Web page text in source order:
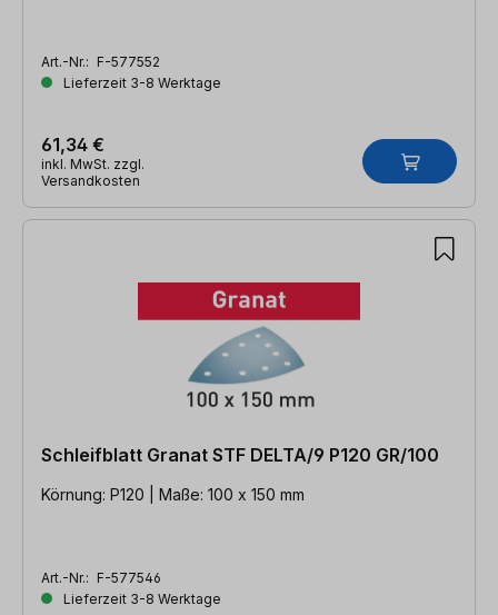
Art.-Nr.: F-577552
Lieferzeit 3-8 Werktage
61,34 €
inkl. MwSt. zzgl.
Versandkosten
Schleifblatt Granat STF DELTA/9 P120 GR/100
Körnung: P120 | Maße: 100 x 150 mm
Art.-Nr.: F-577546
Lieferzeit 3-8 Werktage